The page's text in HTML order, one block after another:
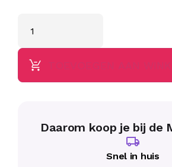
Daarom koop je bij de
Snel in huis